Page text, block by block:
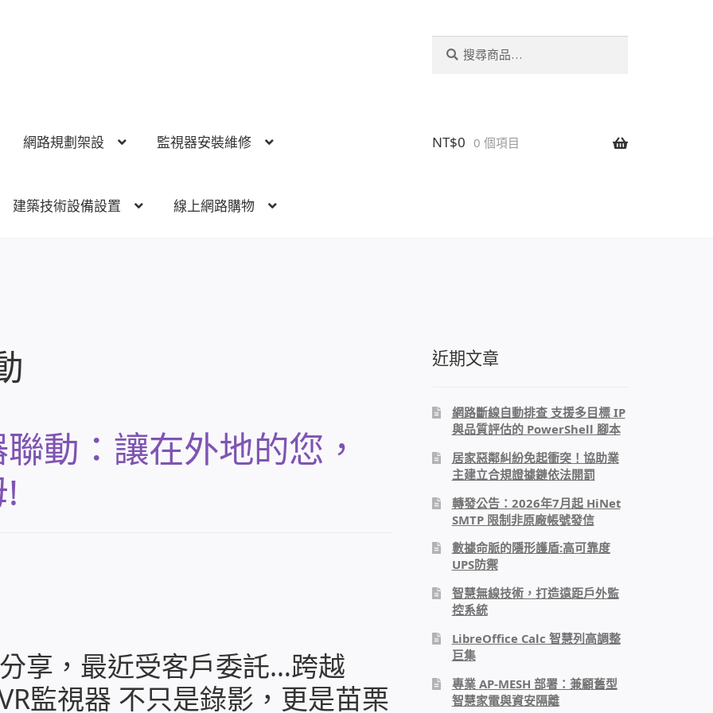
網路規劃架設 監視器安裝維修
建築技術設備設置 線上網路購物
NT$0 0 個項目
動：讓在外地的您，
享，最近受客戶委託…跨越
監視器 不只是錄影，更是苗栗
近期文章
網路斷線自動排查 支援多目標 IP
與品質評估的 PowerShell 腳本
居家惡鄰糾紛免起衝突！協助業
主建立合規證據鏈依法開罰
轉發公告：2026年7月起 HiNet
SMTP 限制非原廠帳號發信
數據命脈的隱形護盾:高可靠度
UPS防禦
智慧無線技術，打造遠距戶外監
控系統
LibreOffice Calc 智慧列高調整
巨集
專業 AP-MESH 部署：兼顧舊型
智慧家電與資安隔離